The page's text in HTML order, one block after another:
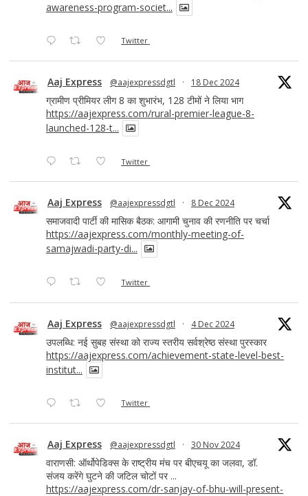
awareness-program-societ...
Twitter
Aaj Express @aajexpressdgtl · 18 Dec 2024
ग्रामीण प्रीमियर लीग 8 का शुभारंभ, 128 टीमों ने लिया भाग
https://aajexpress.com/rural-premier-league-8-
launched-128-t...
Twitter
Aaj Express @aajexpressdgtl · 8 Dec 2024
समाजवादी पार्टी की मासिक बैठक: आगामी चुनाव की रणनीति पर चर्चा
https://aajexpress.com/monthly-meeting-of-
samajwadi-party-di...
Twitter
Aaj Express @aajexpressdgtl · 4 Dec 2024
उपलब्धि: नई सुबह संस्था को राज्य स्तरीय सर्वश्रेष्ठ संस्था पुरस्कार
https://aajexpress.com/achievement-state-level-best-
institut...
Twitter
Aaj Express @aajexpressdgtl · 30 Nov 2024
वाराणसी: ऑर्थोपेडिक्स के राष्ट्रीय मंच पर बीएचयू का जलवा, डॉ.
संजय करेंगे घुटने की जटिल चोटों पर ...
https://aajexpress.com/dr-sanjay-of-bhu-will-present-